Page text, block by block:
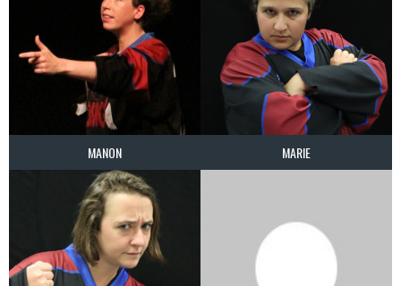
MANON MARIE